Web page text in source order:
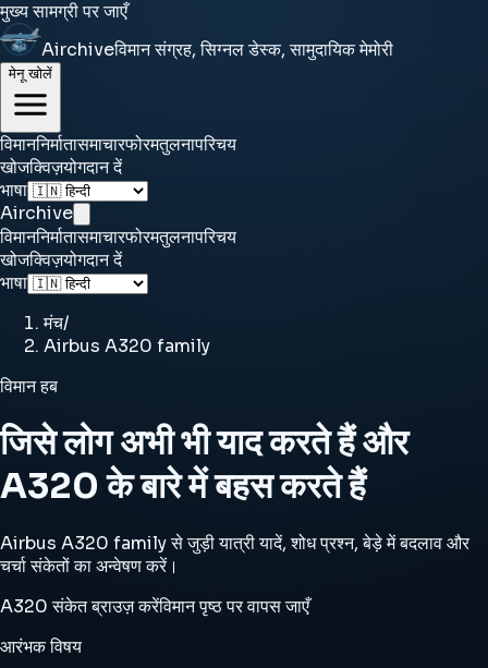
मुख्य सामग्री पर जाएँ
Airchiveविमान संग्रह, सिग्नल डेस्क, सामुदायिक मेमोरी
मेनू खोलें
विमाननिर्मातासमाचारफोरमतुलनापरिचय
खोजक्विज़योगदान दें
भाषा
Airchive
विमाननिर्मातासमाचारफोरमतुलनापरिचय
खोजक्विज़योगदान दें
भाषा
मंच/
Airbus A320 family
विमान हब
जिसे लोग अभी भी याद करते हैं और
A320 के बारे में बहस करते हैं
Airbus A320 family से जुड़ी यात्री यादें, शोध प्रश्न, बेड़े में बदलाव और
चर्चा संकेतों का अन्वेषण करें।
A320 संकेत ब्राउज़ करेंविमान पृष्ठ पर वापस जाएँ
आरंभक विषय